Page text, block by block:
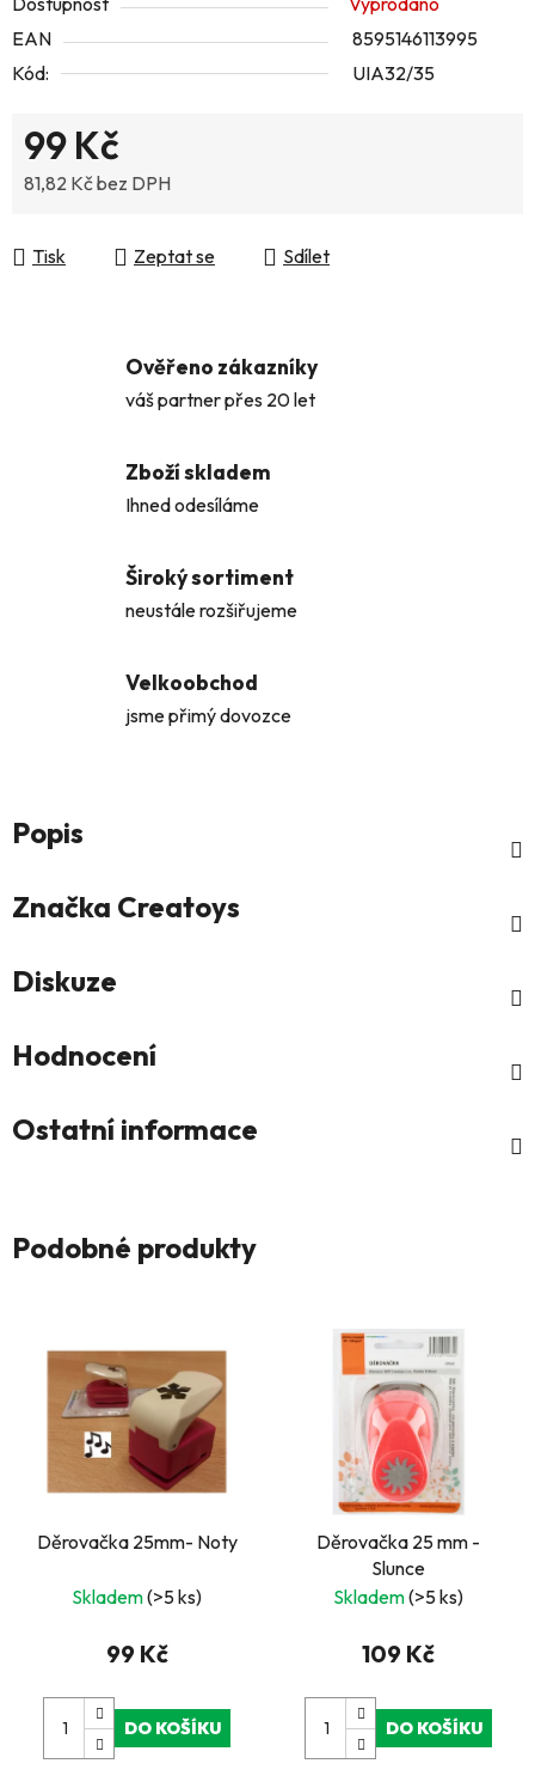
EAN
8595146113995
Kód:
UIA32/35
99 Kč
81,82 Kč bez DPH
Tisk
Zeptat se Sdílet
Ověřeno zákazníky
váš partner přes 20 let
Zboží skladem
Ihned odesíláme
Široký sortiment
neustále rozšiřujeme
Velkoobchod
jsme přimý dovozce
Popis
Značka Creatoys
Diskuze
Hodnocení
Ostatní informace
Podobné produkty
Děrovačka 25mm- Noty
Skladem(>5 ks)
99 Kč
DO KOŠÍKU
Děrovačka 25 mm -
Slunce
Skladem(>5 ks)
109 Kč
DO KOŠÍKU